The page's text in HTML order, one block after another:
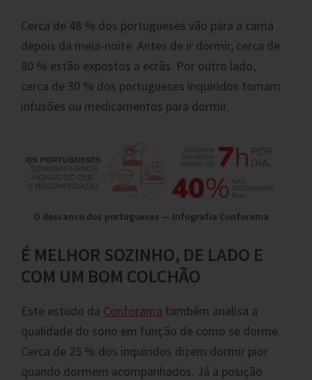
Cerca de 48 % dos portugueses vão para a cama
depois da meia-noite. Antes de ir dormir, cerca de
80 % estão expostos a ecrãs. Por outro lado,
cerca de 30 % dos portugueses inquiridos tomam
infusões ou medicamentos para dormir.
O descanso dos portugueses — Infografia Conforama
É MELHOR SOZINHO, DE LADO E
COM UM BOM COLCHÃO
Este estudo da Conforama também analisa a
qualidade do sono em função de como se dorme.
Cerca de 25 % dos inquiridos dizem dormir pior
quando dormem acompanhados. Já a posição